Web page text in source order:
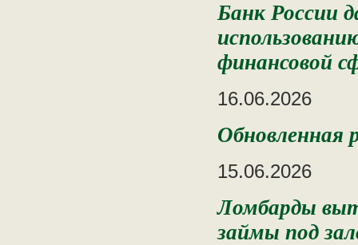
Банк России
финансовой
16.06.2026
15.06.2026
Ломбарды
займы под